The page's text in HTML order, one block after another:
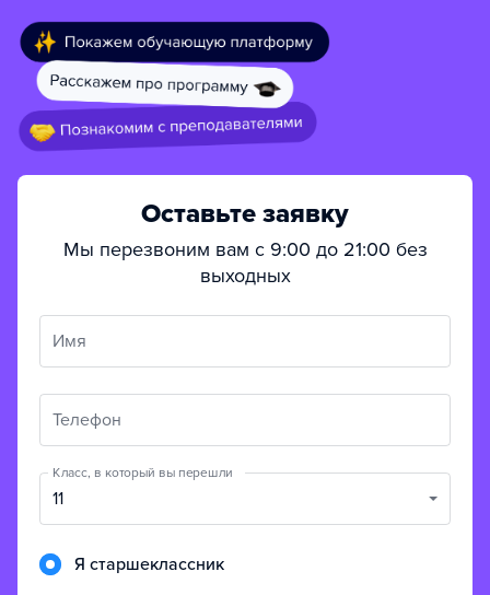
Оставьте заявку
Мы перезвоним вам с 9:00 до 21:00 без
выходных
Имя
Телефон
Класс, в который вы перешли
11
Я старшеклассник